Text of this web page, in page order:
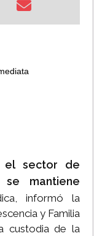
el sector de
mantiene
informó la
y Familia
custodia de la